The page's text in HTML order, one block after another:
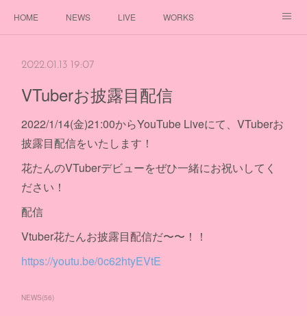
HOME NEWS LIVE WORKS
2022.01.13 19:07
VTuberお披露目配信
2022/1/14(金)21:00からYouTube Liveにて、VTuberお
披露目配信をいたします！
花たんのVTuberデビューをぜひ一緒にお祝いしてく
ださい！
配信
Vtuber花たんお披露目配信だ〜〜！！
https://youtu.be/0c62htyEVtE
NEWS(56)